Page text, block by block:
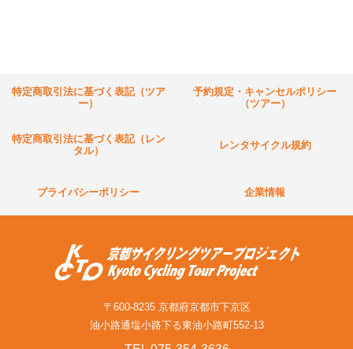
特定商取引法に基づく表記（ツア
ー）
予約規定・キャンセルポリシー
（ツアー）
特定商取引法に基づく表記（レン
タル）
レンタサイクル規約
プライバシーポリシー 企業情報
〒600-8235 京都府京都市下京区
油小路通塩小路下る東油小路町552-13